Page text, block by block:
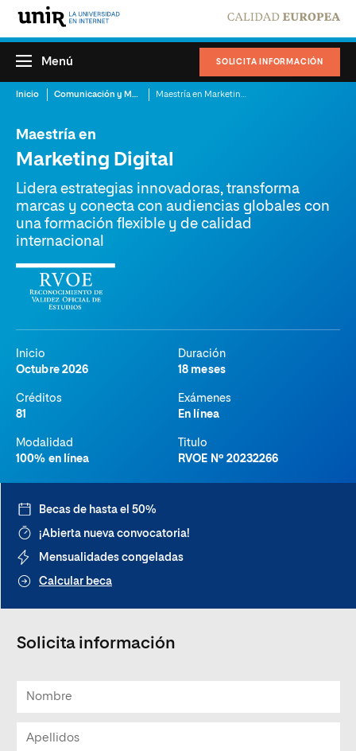
SOLICITA INFORMACIÓN
Menú
Inicio Comunicación y Mercadotecnia
Maestría en
Marketing Digital
Lidera estrategias innovadoras, transforma
marcas y conecta con audiencias globales con
una formación flexible y de calidad
internacional
Inicio
Octubre 2026
Duración
18 meses
Créditos
81
Exámenes
En línea
Modalidad
100% en línea
Titulo
RVOE Nº 20232266
Becas de hasta el 50%
¡Abierta nueva convocatoria!
Mensualidades congeladas
Calcular beca
Solicita información